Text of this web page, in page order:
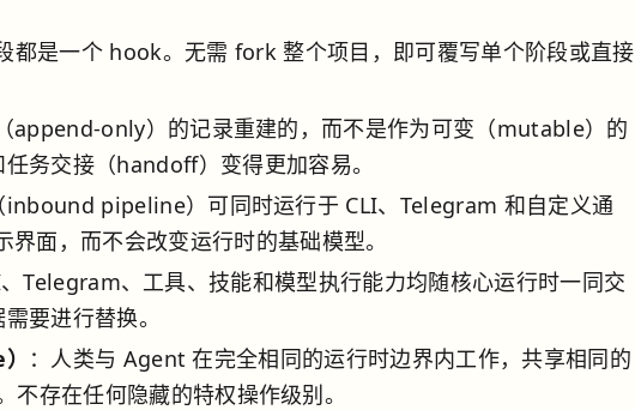
都是一个 hook。无需 fork 整个项目，即可覆写单个阶段或直接
append-only）的记录重建的，而不是作为可变（mutable）的
务交接（handoff）变得更加容易。
inbound pipeline）可同时运行于 CLI、Telegram 和自定义通
面，而不会改变运行时的基础模型。
、Telegram、工具、技能和模型执行能力均随核心运行时一同交
要进行替换。
：人类与 Agent 在完全相同的运行时边界内工作，共享相同的
存在任何隐藏的特权操作级别。